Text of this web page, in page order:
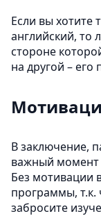
Если вы хотите
английский, то
стороне
на другой – его
В заключение,
важный момент
Без мотивации
программы, т.к.
забросите